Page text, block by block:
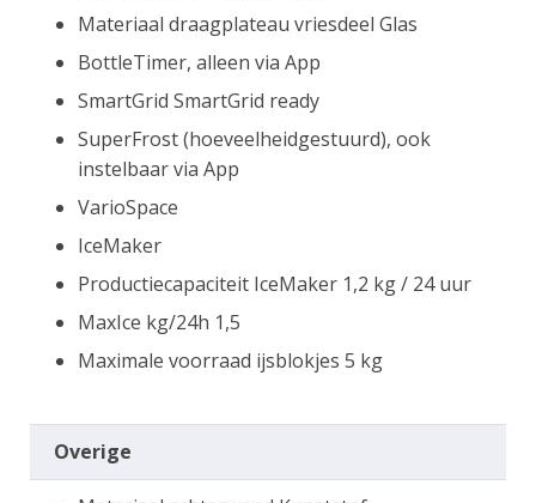
Materiaal draagplateau vriesdeel Glas
BottleTimer, alleen via App
SmartGrid SmartGrid ready
SuperFrost (hoeveelheidgestuurd), ook
instelbaar via App
VarioSpace
IceMaker
Productiecapaciteit IceMaker 1,2 kg / 24 uur
MaxIce kg/24h 1,5
Maximale voorraad ijsblokjes 5 kg
Overige